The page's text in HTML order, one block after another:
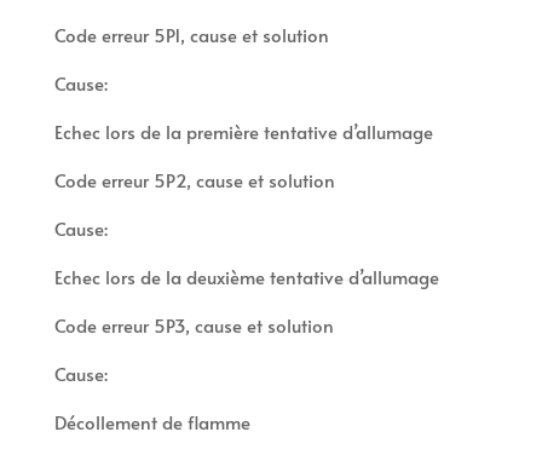
Code erreur 5P1, cause et solution
Cause:
Echec lors de la première tentative d’allumage
Code erreur 5P2, cause et solution
Cause:
Echec lors de la deuxième tentative d’allumage
Code erreur 5P3, cause et solution
Cause:
Décollement de flamme